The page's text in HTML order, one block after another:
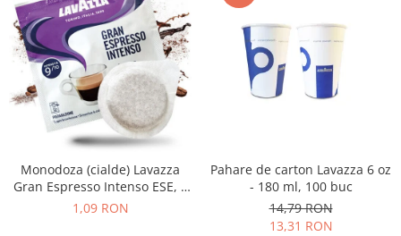
Monodoza (cialde) Lavazza
Gran Espresso Intenso ESE, 1
buc
1,09 RON
Pahare de carton Lavazza 6 oz
- 180 ml, 100 buc
14,79 RON
13,31 RON